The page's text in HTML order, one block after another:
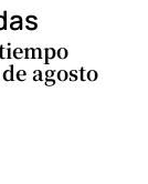
agosto